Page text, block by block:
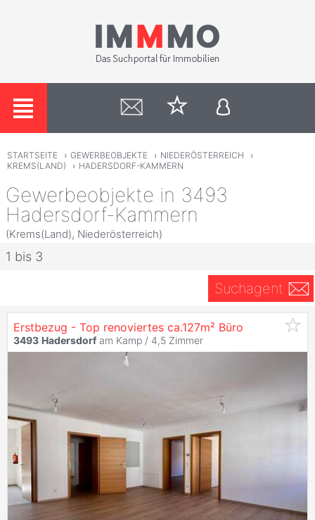
STARTSEITE › GEWERBEOBJEKTE › NIEDERÖSTERREICH
›
KREMS(LAND)
› HADERSDORF-KAMMERN
Gewerbeobjekte in 3493
Hadersdorf-Kammern
(Krems(Land), Niederösterreich)
1 bis 3
Suchagent
Erstbezug - Top renoviertes ca.127m² Büro
3493 Hadersdorf am Kamp / 4,5 Zimmer